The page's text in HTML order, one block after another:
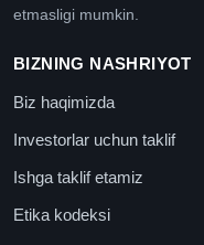
etmasligi mumkin.
BIZNING NASHRIYOT
Biz haqimizda
Investorlar uchun taklif
Ishga taklif etamiz
Etika kodeksi